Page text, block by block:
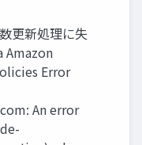
更新処理に失
Amazon
Error
: An error